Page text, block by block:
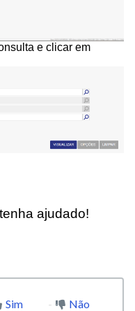
e clicar em
ajudado!
Sim Não